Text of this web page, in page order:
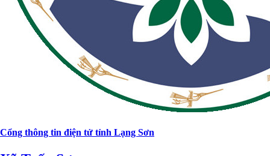
Cổng thông tin điện tử tỉnh Lạng Sơn